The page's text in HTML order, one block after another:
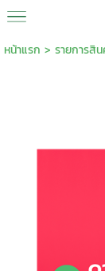
หน้าแรก > รายการสิ